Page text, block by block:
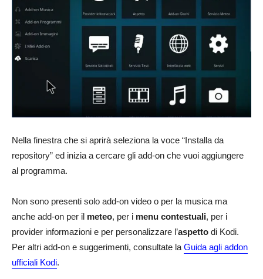
Nella finestra che si aprirà seleziona la voce “Installa da
repository” ed inizia a cercare gli add-on che vuoi aggiungere
al programma.
Non sono presenti solo add-on video o per la musica ma
anche add-on per il meteo, per i menu contestuali, per i
provider informazioni e per personalizzare l’aspetto di Kodi.
Per altri add-on e suggerimenti, consultate la Guida agli addon
ufficiali Kodi.